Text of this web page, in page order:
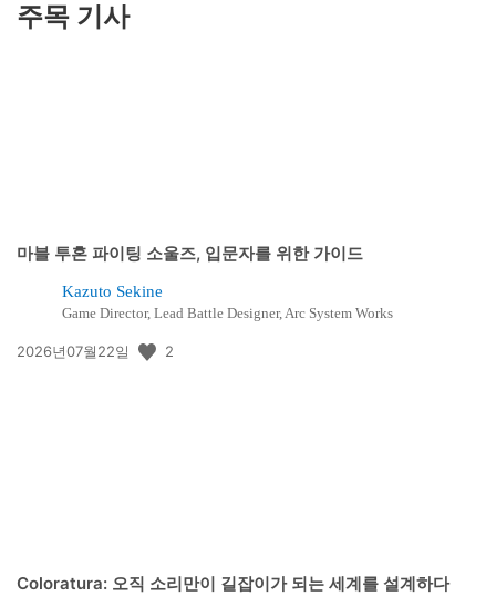
주목 기사
마블 투혼 파이팅 소울즈, 입문자를 위한 가이드
Kazuto Sekine
Game Director, Lead Battle Designer, Arc System Works
공
2026년07월22일 2
Coloratura: 오직 소리만이 길잡이가 되는 세계를 설계하다